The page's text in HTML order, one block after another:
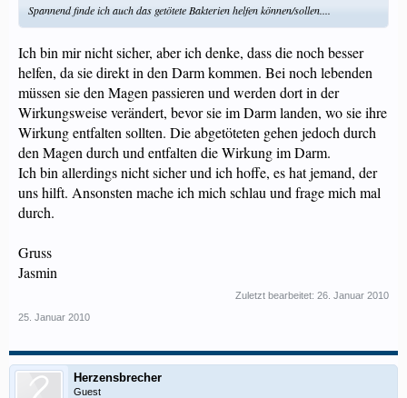
Spannend finde ich auch das getötete Bakterien helfen können/sollen....
Ich bin mir nicht sicher, aber ich denke, dass die noch besser
helfen, da sie direkt in den Darm kommen. Bei noch lebenden
müssen sie den Magen passieren und werden dort in der
Wirkungsweise verändert, bevor sie im Darm landen, wo sie ihre
Wirkung entfalten sollten. Die abgetöteten gehen jedoch durch
den Magen durch und entfalten die Wirkung im Darm.
Ich bin allerdings nicht sicher und ich hoffe, es hat jemand, der
uns hilft. Ansonsten mache ich mich schlau und frage mich mal
durch.
Gruss
Jasmin
Zuletzt bearbeitet: 26. Januar 2010
25. Januar 2010
Herzensbrecher
Guest